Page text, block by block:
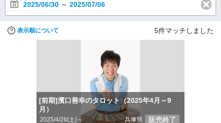
2025/06/30 ～ 2025/07/06
表示順について 5件マッチしました
[前期]濱口善幸のタロット（2025年4月～9
月）
2025/4/26(土)～ 兵庫県 販売終了